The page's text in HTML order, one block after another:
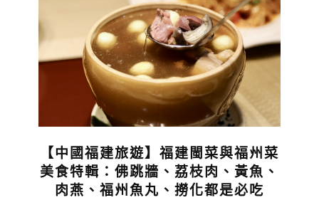
【中國福建旅遊】福建閩菜與福州菜
美食特輯：佛跳牆、荔枝肉、黃魚、
肉燕、福州魚丸、撈化都是必吃